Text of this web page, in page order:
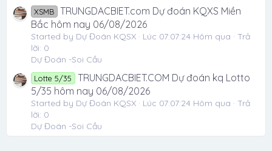
XSMB
TRUNGDACBIET.com Dự đoán KQXS Miền
Bắc hôm nay 06/08/2026
Started by Dự Đoán KQSX Lúc 07:07:24 Hôm qua
Trả
lời: 0
Dự Đoán -Soi Cầu
Lotte 5/35
TRUNGDACBIET.COM Dự đoán kq Lotto
5/35 hôm nay 06/08/2026
Started by Dự Đoán KQSX Lúc 07:07:24 Hôm qua
Trả
lời: 0
Dự Đoán -Soi Cầu